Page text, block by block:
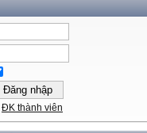
ĐK thành viên